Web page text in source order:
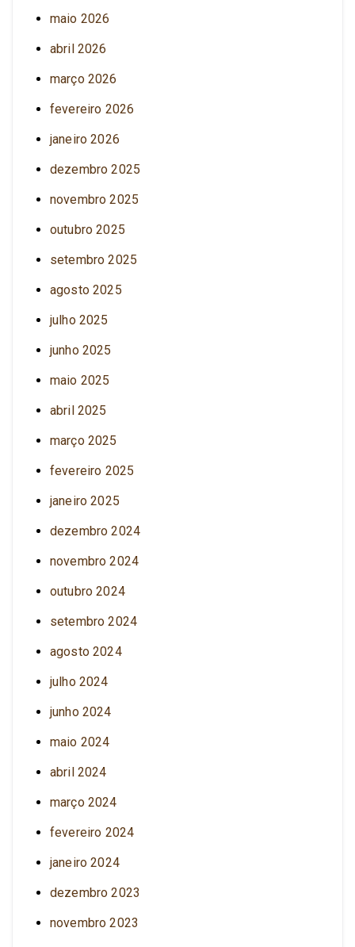
maio 2026
abril 2026
março 2026
fevereiro 2026
janeiro 2026
dezembro 2025
novembro 2025
outubro 2025
setembro 2025
agosto 2025
julho 2025
junho 2025
maio 2025
abril 2025
março 2025
fevereiro 2025
janeiro 2025
dezembro 2024
novembro 2024
outubro 2024
setembro 2024
agosto 2024
julho 2024
junho 2024
maio 2024
abril 2024
março 2024
fevereiro 2024
janeiro 2024
dezembro 2023
novembro 2023